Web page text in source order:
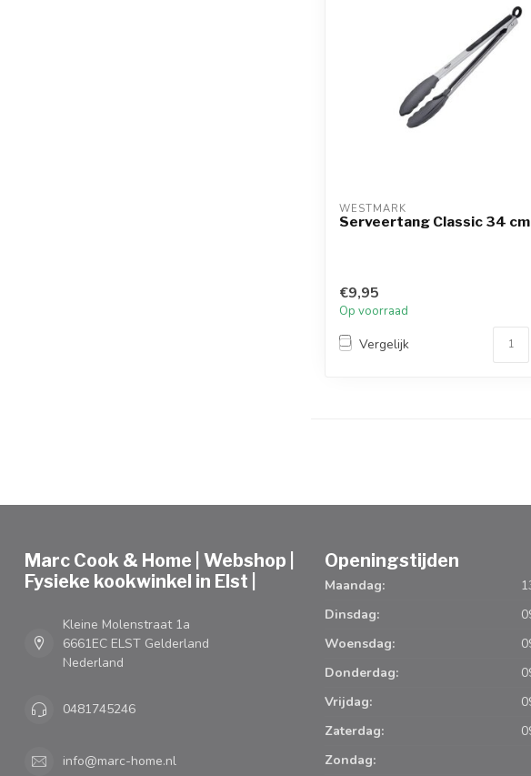
WESTMARK
Serveertang Classic 34 cm
€9,95
Op voorraad
Vergelijk
Marc Cook & Home | Webshop |
Fysieke kookwinkel in Elst |
Kleine Molenstraat 1a
6661EC ELST Gelderland
Nederland
0481745246
info@marc-home.nl
Openingstijden
Maandag:
Dinsdag:
Woensdag:
Donderdag:
Vrijdag:
Zaterdag:
Zondag: